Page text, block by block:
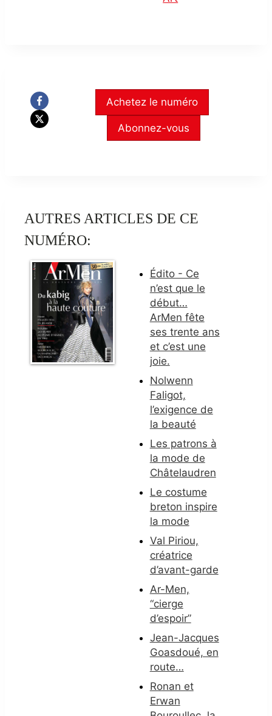
Achetez le numéro
Abonnez-vous
AUTRES ARTICLES DE CE
NUMÉRO:
Édito - Ce
n’est que le
début…
ArMen fête
ses trente ans
et c’est une
joie.
Nolwenn
Faligot,
l’exigence de
la beauté
Les patrons à
la mode de
Châtelaudren
Le costume
breton inspire
la mode
Val Piriou,
créatrice
d’avant-garde
Ar-Men,
“cierge
d’espoir”
Jean-Jacques
Goasdoué, en
route…
Ronan et
Erwan